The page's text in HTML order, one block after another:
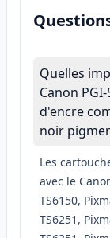
Quelles
Canon
d'encre
noir
Les
avec le
TS6150,
TS6251,